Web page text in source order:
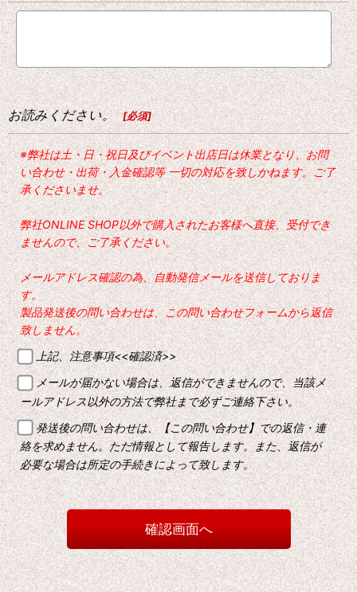
お読みください。 [必須]
※弊社は土・日・祝日及びイベント出店日は休業となり、お問
い合わせ・出荷・入金確認等 一切の対応を致しかねます。ご了
承くださいませ。
弊社ONLINE SHOP以外で購入されたお客様へ直接、受付でき
ませんので、ご了承ください。
メールアドレス確認の為、自動発信メールを送信しておりま
す。
製品発送後の問い合わせは、この問い合わせフォームから返信
致しません。
上記、注意事項<<確認済>>
メールが届かない場合は、返信ができませんので、当該メ
ールアドレス以外の方法で弊社まで必ずご連絡下さい。
発送後の問い合わせは、【この問い合わせ】での返信・連
絡を求めません。ただ情報として報告します。また、返信が
必要な場合は所定の手続きによって致します。
確認画面へ